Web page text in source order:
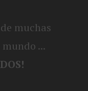
muchas
...